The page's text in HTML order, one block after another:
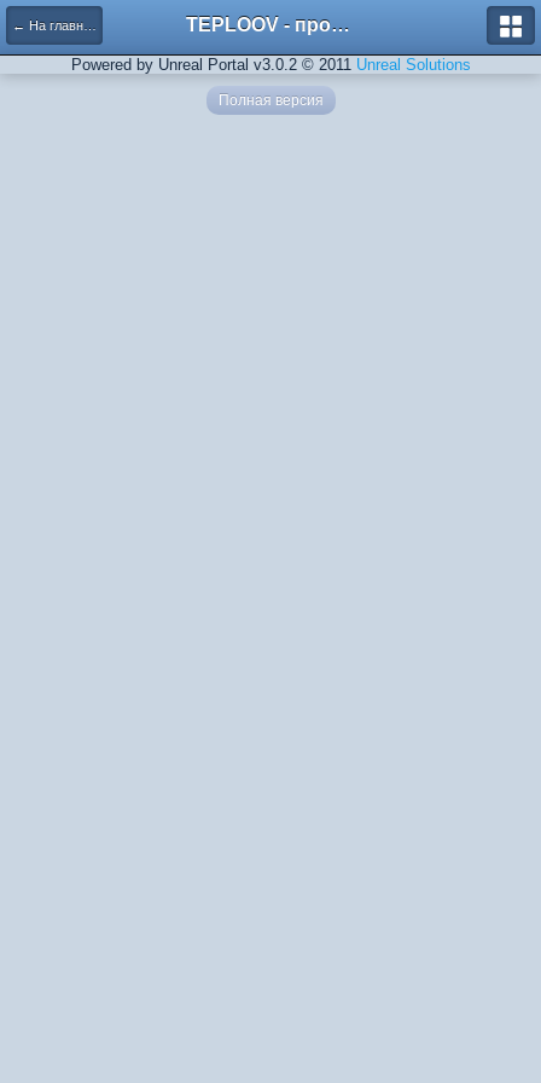
← На главную TEPLOOV - программный комплекс для расчёта систем отопления и вентиляции
Powered by Unreal Portal v3.0.2 © 2011 Unreal Solutions
Полная версия